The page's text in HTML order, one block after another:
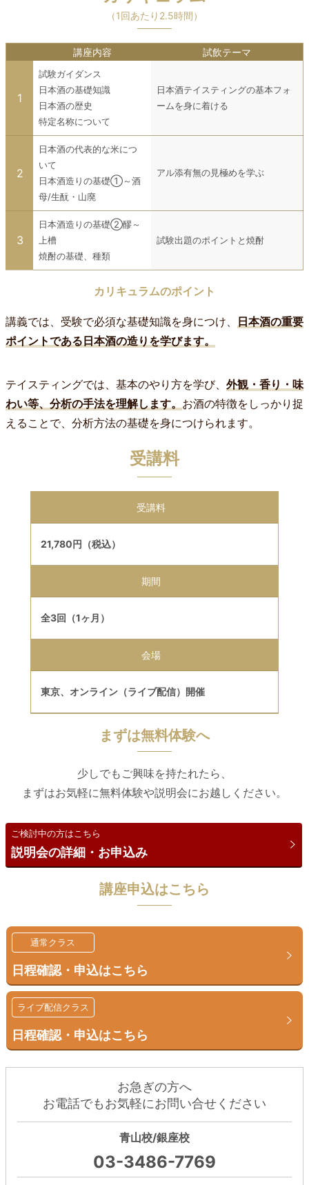
（1回あたり2.5時間）
講座内容 試飲テーマ
1
試験ガイダンス
日本酒の基礎知識
日本酒の歴史
特定名称について
日本酒テイスティングの基本フォ
ームを身に着ける
2
日本酒の代表的な米につ
いて
日本酒造りの基礎①～酒
母/生酛・山廃
アル添有無の見極めを学ぶ
3
日本酒造りの基礎②醪～
上槽
焼酎の基礎、種類
試験出題のポイントと焼酎
カリキュラムのポイント
講義では、受験で必須な基礎知識を身につけ、 日本酒の重要
ポイントである日本酒の造りを学びます。
テイスティングでは、基本のやり方を学び、 外観・香り・味
わい等、分析の手法を理解します。 お酒の特徴をしっかり捉
えることで、分析方法の基礎を身につけられます。
受講料
受講料
21,780円（税込）
期間
全3回（1ヶ月）
会場
東京、オンライン（ライブ配信）開催
まずは無料体験へ
少しでもご興味を持たれたら、
まずはお気軽に無料体験や説明会にお越しください。
ご検討中の方はこちら
説明会の詳細・お申込み
講座申込はこちら
通常クラス
日程確認・申込はこちら
ライブ配信クラス
日程確認・申込はこちら
お急ぎの方へ
お電話でもお気軽にお問い合せください
青山校/銀座校
03-3486-7769